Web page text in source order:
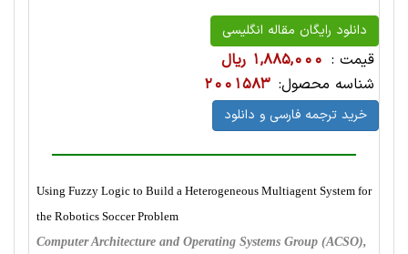
دانلود رایگان مقاله انگلیسی
قیمت : 1,885,000 ریال
شناسه محصول: 2001583
خرید ترجمه فارسی و دانلود
Using Fuzzy Logic to Build a Heterogeneous Multiagent System for
the Robotics Soccer Problem
Computer Architecture and Operating Systems Group (ACSO),